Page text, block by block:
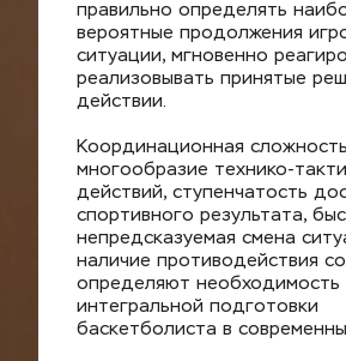
правильно определять
вероятные продолжения
ситуации, мгновенно
реализовывать принятые
действии.
Координационная
многообразие технико-
действий, ступенчатость
спортивного результата,
непредсказуемая смена
наличие противодействия
определяют необходимость
интегральной подготовки
баскетболиста в